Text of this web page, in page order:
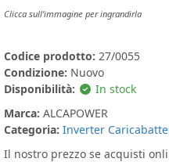
Clicca sull'immagine per ingrandirla
Codice prodotto: 27/0055
Condizione: Nuovo
Disponibilità:
In stock
Marca: ALCAPOWER
Categoria: Inverter
Il nostro prezzo se acquisti